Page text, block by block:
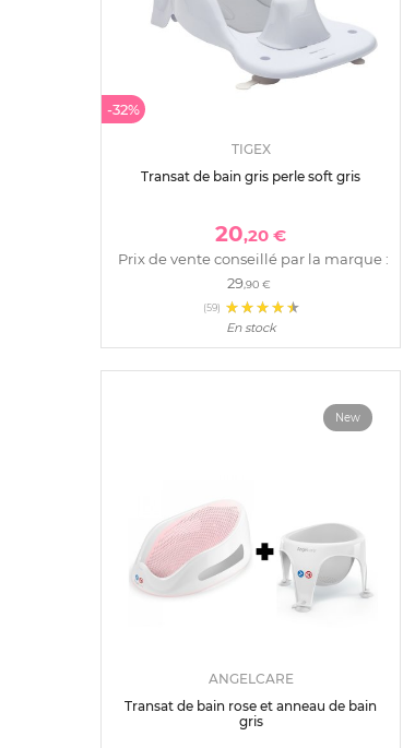
-32%
TIGEX
Transat de bain gris perle soft gris
20,20 €
Prix de vente conseillé par la marque :
29,90 €
(59)
En stock
New
ANGELCARE
Transat de bain rose et anneau de bain
gris